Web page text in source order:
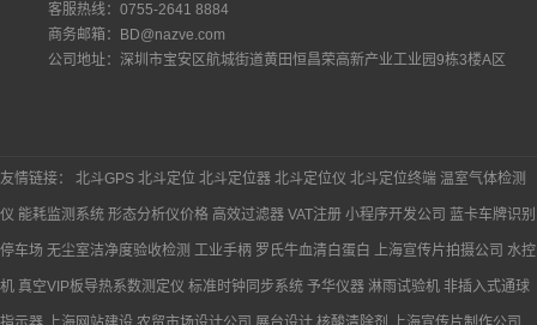
客服热线：0755-2641 8884
商务邮箱：BD@nazve.com
公司地址：深圳市宝安区航城街道黄田恒昌荣高新产业工业园9栋3楼A区
友情链接： 北斗GPS 北斗定位 北斗定位器 北斗定位仪 北斗定位终端 温室气体检测
仪 能耗监测系统 形态分析仪价格 高效过滤器 VAT注册 小程序开发公司 蓝卡车牌识别
停车场 无尘室洁净度验收检测 工业手柄 罗氏牛血清白蛋白 上海宣传片拍摄公司 水控
机 真空VIP板导热系数测定仪 标准时钟同步系统 予华仪器 淋雨试验机 非插入式通球